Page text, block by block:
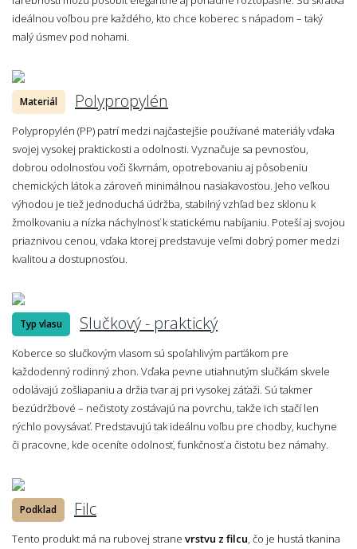
ideálnou voľbou pre každého, kto chce koberec s nápadom – taký
malý úsmev pod nohami.
Materiál Polypropylén
Polypropylén (PP) patrí medzi najčastejšie používané materiály vďaka
svojej vysokej praktickosti a odolnosti. Vyznačuje sa pevnosťou,
dobrou odolnosťou voči škvrnám, opotrebovaniu aj pôsobeniu
chemických látok a zároveň minimálnou nasiakavosťou. Jeho veľkou
výhodou je tiež jednoduchá údržba, stabilný vzhľad bez sklonu k
žmolkovaniu a nízka náchylnosť k statickému nabíjaniu. Poteší aj svojou
priaznivou cenou, vďaka ktorej predstavuje veľmi dobrý pomer medzi
kvalitou a dostupnosťou.
Typ vlasu Slučkový - praktický
Koberce so slučkovým vlasom sú spoľahlivým parťákom pre
každodenný rodinný zhon. Vďaka pevne utiahnutým slučkám skvele
odolávajú zošliapaniu a držia tvar aj pri vysokej záťaži. Sú takmer
bezúdržbové – nečistoty zostávajú na povrchu, takže ich stačí len
rýchlo povysávať. Predstavujú tak ideálnu voľbu pre chodby, kuchyne
či pracovne, kde oceníte odolnosť, funkčnosť a čistotu bez námahy.
Podklad Filc
Tento produkt má na rubovej strane vrstvu z filcu , čo je hustá tkanina